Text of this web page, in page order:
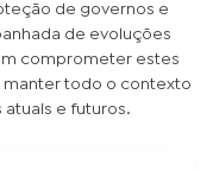
de governos e
de evoluções
comprometer estes
manter todo o contexto
atuais e futuros.